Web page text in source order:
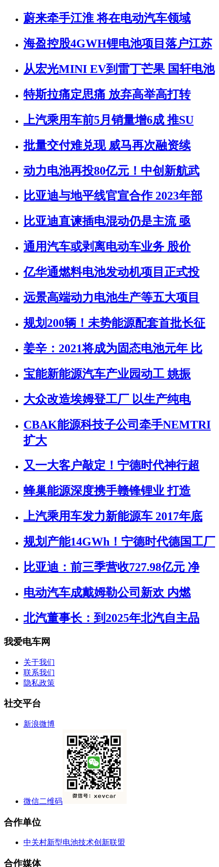
蔚来牵手江淮 将在电动汽车领域
海盈控股4GWH锂电池项目落户江苏
从宏光MINI EV到雷丁芒果 国轩电池
特斯拉痛定思痛 放弃高举高打转
上汽乘用车前5月销量增6成 推SU
批量交付难兑现 威马再次融资续
动力电池再投80亿元！中创新航武
比亚迪与地平线官宣合作 2023年部
比亚迪直谏插电混动仍是主流 亟
通用汽车或剥离电动车业务 股价
亿华通燃料电池发动机项目正式投
远景高端动力电池生产等五大项目
规划200辆！未势能源配套首批长征
姜辛：2021将成为固态电池元年 比
宝能新能源汽车产业园动工 姚振
大众改造埃姆登工厂 以生产纯电
CBAK能源科技子公司牵手NEMTRI
扩大
又一大客户敲定！宁德时代神行超
蜂巢能源深度携手赣锋锂业 打造
上汽乘用车发力新能源车 2017年底
规划产能14GWh！宁德时代德国工厂
比亚迪：前三季营收727.98亿元 净
电动汽车成戴姆勒公司新欢 内燃
北汽董事长：到2025年北汽自主品
我爱电车网
关于我们
联系我们
隐私政策
社交平台
新浪微博
微信二维码
合作单位
中关村新型电池技术创新联盟
合作媒体